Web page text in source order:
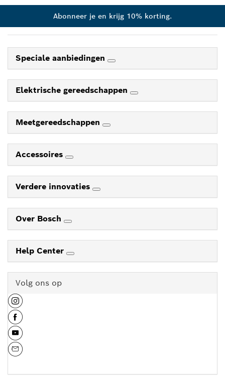
Abonneer je en krijg 10% korting.
Speciale aanbiedingen
Elektrische gereedschappen
Meetgereedschappen
Accessoires
Verdere innovaties
Over Bosch
Help Center
Volg ons op